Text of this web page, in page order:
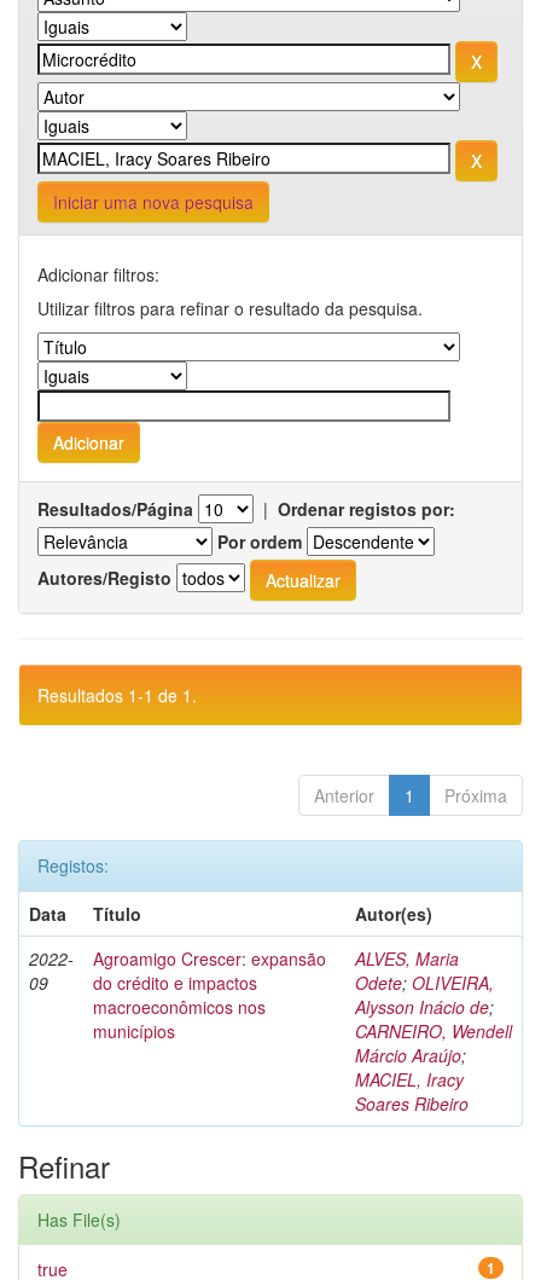
Iniciar uma nova pesquisa
Adicionar filtros:
Utilizar filtros para refinar o resultado da pesquisa.
Resultados/Página | Ordenar registos por:
Por ordem
Autores/Registo
Resultados 1-1 de 1.
Anterior 1 Próxima
Registos:
Data
Título
Autor(es)
2022-
09
Agroamigo Crescer: expansão
do crédito e impactos
macroeconômicos nos
municípios
ALVES, Maria
Odete; OLIVEIRA,
Alysson Inácio de;
CARNEIRO, Wendell
Márcio Araújo;
MACIEL, Iracy
Soares Ribeiro
Refinar
Has File(s)
1
true